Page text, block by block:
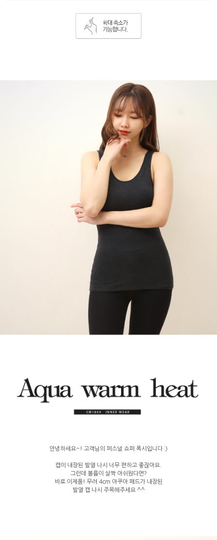
안녕하세요~! 고객님의 퍼스널 쇼퍼 폭시입니다 :)
캡이 내장된 발열 나시 너무 편하고 좋잖아요.
그런데 볼륨이 살짝 아쉬웠다면?
바로 이제품! 무려 4cm 아쿠아 패드가 내장된
발열 캡 나시 주목해주세요 ^^